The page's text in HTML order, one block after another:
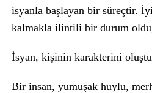
isyanla başlayan bir süreçtir.
kalmakla ilintili bir durum
İsyan, kişinin karakterini
Bir insan, yumuşak huylu,